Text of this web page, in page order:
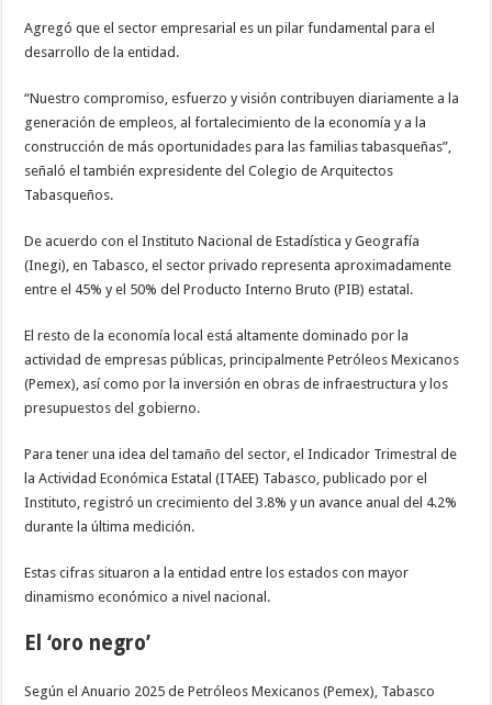
Agregó que el sector empresarial es un pilar fundamental para el
desarrollo de la entidad.
“Nuestro compromiso, esfuerzo y visión contribuyen diariamente a la
generación de empleos, al fortalecimiento de la economía y a la
construcción de más oportunidades para las familias tabasqueñas”,
señaló el también expresidente del Colegio de Arquitectos
Tabasqueños.
De acuerdo con el Instituto Nacional de Estadística y Geografía
(Inegi), en Tabasco, el sector privado representa aproximadamente
entre el 45% y el 50% del Producto Interno Bruto (PIB) estatal.
El resto de la economía local está altamente dominado por la
actividad de empresas públicas, principalmente Petróleos Mexicanos
(Pemex), así como por la inversión en obras de infraestructura y los
presupuestos del gobierno.
Para tener una idea del tamaño del sector, el Indicador Trimestral de
la Actividad Económica Estatal (ITAEE) Tabasco, publicado por el
Instituto, registró un crecimiento del 3.8% y un avance anual del 4.2%
durante la última medición.
Estas cifras situaron a la entidad entre los estados con mayor
dinamismo económico a nivel nacional.
El ‘oro negro’
Según el Anuario 2025 de Petróleos Mexicanos (Pemex), Tabasco